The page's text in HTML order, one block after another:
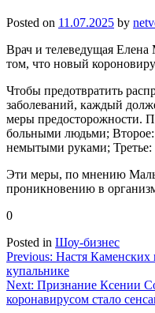
Posted on 11.07.2025 by
Врач и телеведущая
том, что новый
Чтобы предотвратить
заболеваний, каждый
меры предосторожности.
больными людьми; Второе:
немытыми руками;
Эти меры, по мнению
проникновению в
0
Posted in Шоу-бизнес
Навигация
по
записям
Previous: Настя Каменских
купальнике
Next: Признание Ксении
коронавирусом стало